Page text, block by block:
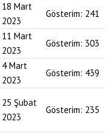
18 Mart
2023
Gösterim: 241
11 Mart
2023
Gösterim: 303
4 Mart
2023
Gösterim: 439
25 Şubat
2023
Gösterim: 235